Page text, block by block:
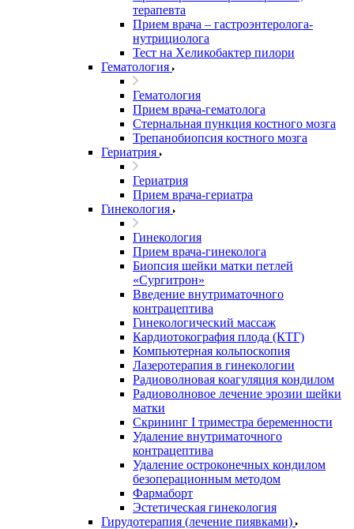
терапевта
Прием врача – гастроэнтеролога-
нутрициолога
Тест на Хеликобактер пилори
Гематология
Гематология
Прием врача-гематолога
Стернальная пункция костного мозга
Трепанобиопсия костного мозга
Гериатрия
Гериатрия
Прием врача-гериатра
Гинекология
Гинекология
Прием врача-гинеколога
Биопсия шейки матки петлей
«Сургитрон»
Введение внутриматочного
контрацептива
Гинекологический массаж
Кардиотокография плода (КТГ)
Компьютерная кольпоскопия
Лазеротерапия в гинекологии
Радиоволновая коагуляция кондилом
Радиоволновое лечение эрозии шейки
матки
Скрининг I триместра беременности
Удаление внутриматочного
контрацептива
Удаление остроконечных кондилом
безоперационным методом
Фармаборт
Эстетическая гинекология
Гирудотерапия (лечение пиявками)